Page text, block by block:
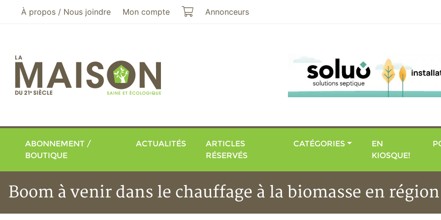
Aller au menu principal
Aller au contenu principal
À propos / Nous joindre Mon compte Mon panier
Annonceurs
ABONNEMENT /
BOUTIQUE
ACTUALITÉS
ARTICLES
RÉSERVÉS
CATÉGORIES
EN
KIOSQUE!
Boom à venir dans le chauffage à la biomasse en région